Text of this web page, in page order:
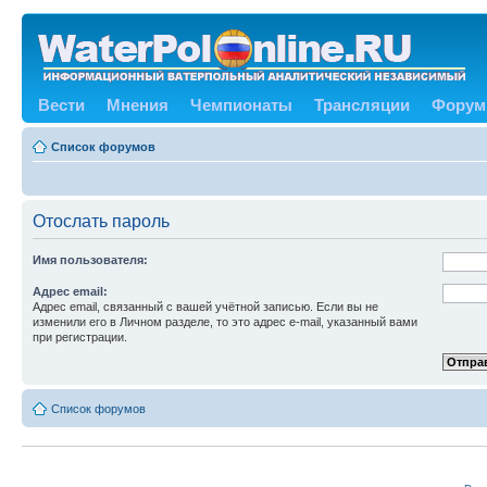
Вести Мнения Чемпионаты Трансляции Форум
Список форумов
Отослать пароль
Имя пользователя:
Адрес email:
Адрес email, связанный с вашей учётной записью. Если вы не
изменили его в Личном разделе, то это адрес e-mail, указанный вами
при регистрации.
Список форумов